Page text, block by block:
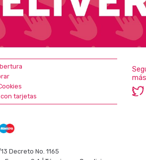
tarjetas
más
Decreto No. 1165